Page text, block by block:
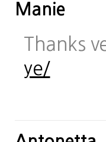
Manie
Thanks
ye/